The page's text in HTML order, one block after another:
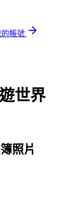
的帳號
世界
照片